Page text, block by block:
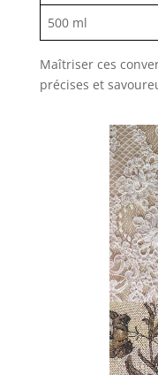
500 ml
Maîtriser ces
précises et